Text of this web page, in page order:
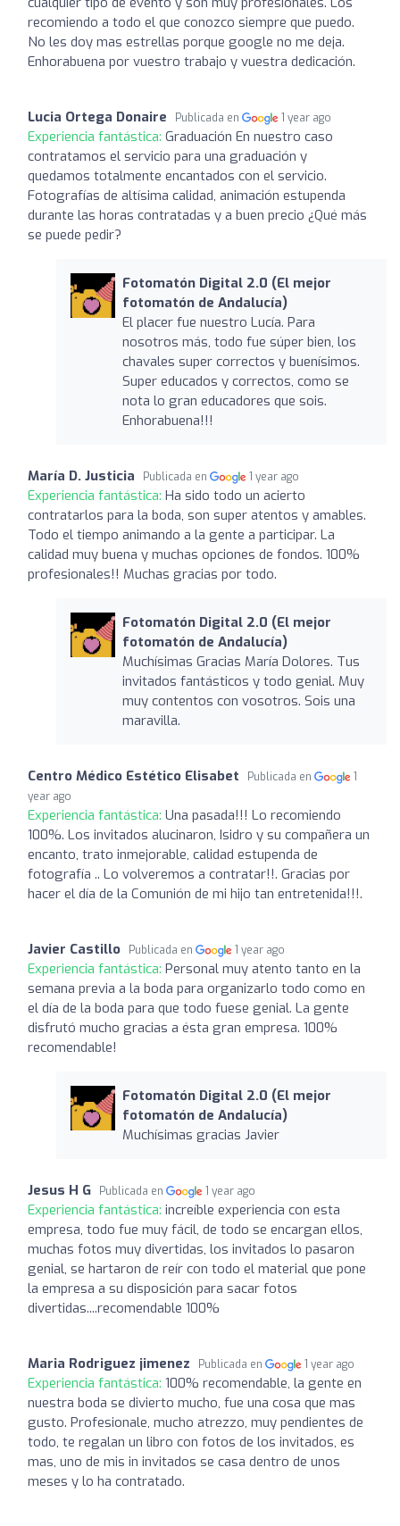
recomiendo a todo el que conozco siempre que puedo.
No les doy mas estrellas porque google no me deja.
Enhorabuena por vuestro trabajo y vuestra dedicación.
Lucia Ortega Donaire Publicada en 1 year ago
Experiencia fantástica: Graduación En nuestro caso
contratamos el servicio para una graduación y
quedamos totalmente encantados con el servicio.
Fotografías de altísima calidad, animación estupenda
durante las horas contratadas y a buen precio ¿Qué más
se puede pedir?
Fotomatón Digital 2.0 (El mejor
fotomatón de Andalucía)
El placer fue nuestro Lucía. Para
nosotros más, todo fue súper bien, los
chavales super correctos y buenísimos.
Super educados y correctos, como se
nota lo gran educadores que sois.
Enhorabuena!!!
María D. Justicia Publicada en 1 year ago
Experiencia fantástica: Ha sido todo un acierto
contratarlos para la boda, son super atentos y amables.
Todo el tiempo animando a la gente a participar. La
calidad muy buena y muchas opciones de fondos. 100%
profesionales!! Muchas gracias por todo.
Fotomatón Digital 2.0 (El mejor
fotomatón de Andalucía)
Muchísimas Gracias María Dolores. Tus
invitados fantásticos y todo genial. Muy
muy contentos con vosotros. Sois una
maravilla.
Centro Médico Estético Elisabet Publicada en
1
year ago
Experiencia fantástica: Una pasada!!! Lo recomiendo
100%. Los invitados alucinaron, Isidro y su compañera un
encanto, trato inmejorable, calidad estupenda de
fotografía .. Lo volveremos a contratar!!. Gracias por
hacer el día de la Comunión de mi hijo tan entretenida!!!.
Javier Castillo Publicada en 1 year ago
Experiencia fantástica: Personal muy atento tanto en la
semana previa a la boda para organizarlo todo como en
el día de la boda para que todo fuese genial. La gente
disfrutó mucho gracias a ésta gran empresa. 100%
recomendable!
Fotomatón Digital 2.0 (El mejor
fotomatón de Andalucía)
Muchísimas gracias Javier
Jesus H G Publicada en 1 year ago
Experiencia fantástica: increíble experiencia con esta
empresa, todo fue muy fácil, de todo se encargan ellos,
muchas fotos muy divertidas, los invitados lo pasaron
genial, se hartaron de reír con todo el material que pone
la empresa a su disposición para sacar fotos
divertidas....recomendable 100%
Maria Rodriguez jimenez Publicada en 1 year ago
Experiencia fantástica: 100% recomendable, la gente en
nuestra boda se divierto mucho, fue una cosa que mas
gusto. Profesionale, mucho atrezzo, muy pendientes de
todo, te regalan un libro con fotos de los invitados, es
mas, uno de mis in invitados se casa dentro de unos
meses y lo ha contratado.